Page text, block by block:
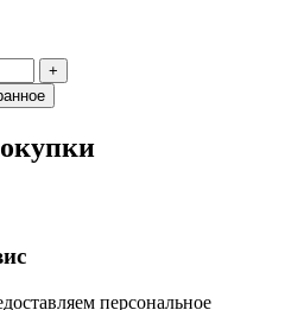
+
персональное